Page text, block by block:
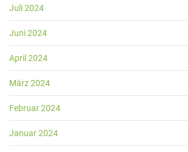
Juli 2024
Juni 2024
April 2024
März 2024
Februar 2024
Januar 2024